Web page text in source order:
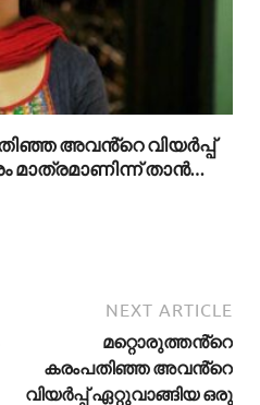
അവൻ്റെ വിയർപ്പ്
മാത്രമാണിന്ന് താൻ…
NEXT ARTICLE
മറ്റൊരുത്തൻ്റെ
കരംപതിഞ്ഞ അവൻ്റെ
വിയർപ്പ് ഏറ്റുവാങ്ങിയ ഒരു